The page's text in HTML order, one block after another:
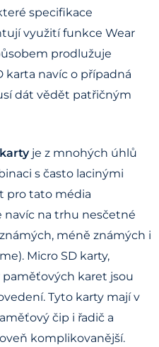
specifikace
využití funkce Wear
prodlužuje
karta navíc o případná
dát vědět patřičným
je z mnohých úhlů
s často lacinými
pro tato média
navíc na trhu nesčetné
méně známých i
Micro SD karty,
karet jsou
Tyto karty mají v
čip i řadič a
komplikovanější.